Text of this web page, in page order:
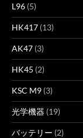
L96 (5)
HK417 (13)
AK47 (3)
HK45 (2)
KSC M9 (3)
光学機器 (19)
バッテリー (2)